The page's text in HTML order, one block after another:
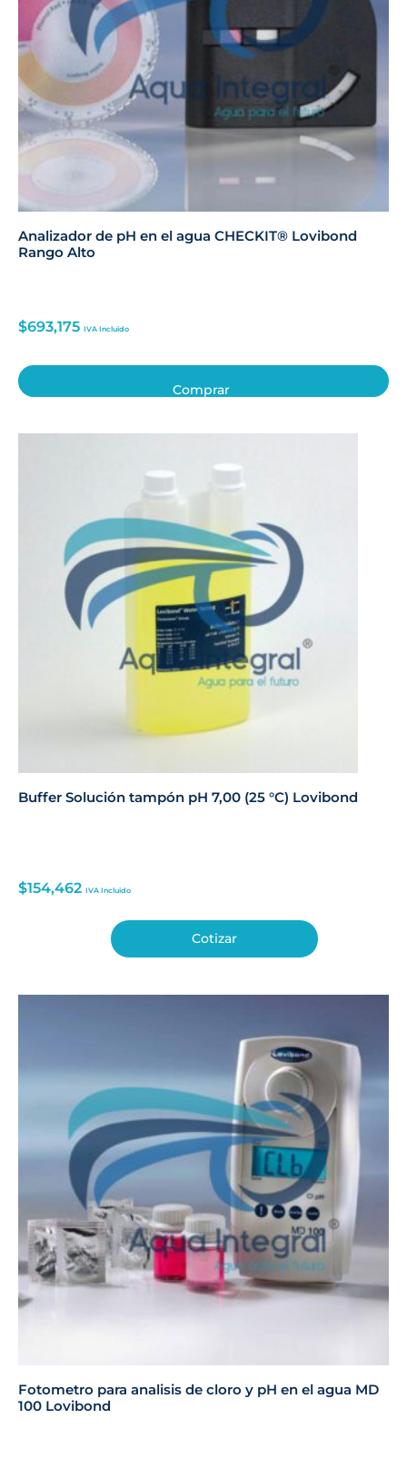
Analizador de pH en el agua CHECKIT® Lovibond
Rango Alto
$693,175 IVA Incluido
Comprar
Buffer Solución tampón pH 7,00 (25 °C) Lovibond
$154,462 IVA Incluido
Cotizar
Fotometro para analisis de cloro y pH en el agua MD
100 Lovibond